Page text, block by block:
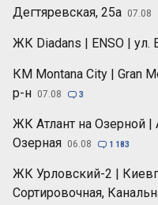
Дегтяревская, 25а 07.08
ЖК Diadans | ENSO | ул.
КМ Montana City | Gran
р-н 07.08  3
ЖК Атлант на Озерной |
Озерная 06.08  1 183
ЖК Урловский-2 |
Сортировочная,